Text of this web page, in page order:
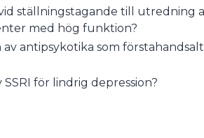
ställningstagande till utredning
med hög funktion?
antipsykotika som
för lindrig depression?